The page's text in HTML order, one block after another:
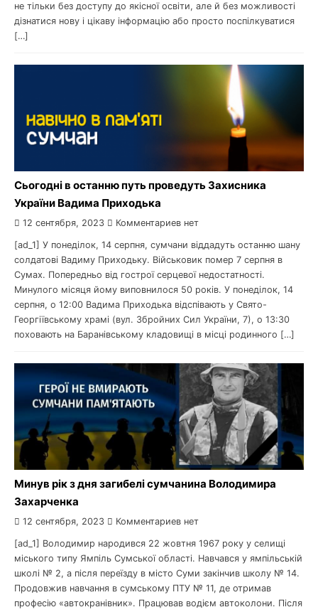
не тільки без доступу до якісної освіти, але й без можливості
дізнатися нову і цікаву інформацію або просто поспілкуватися
[…]
Сьогодні в останню путь проведуть Захисника
України Вадима Приходька
12 сентября, 2023 Комментариев нет
[ad_1] У понеділок, 14 серпня, сумчани віддадуть останню шану
солдатові Вадиму Приходьку. Військовик помер 7 серпня в
Сумах. Попередньо від гострої серцевої недостатності.
Минулого місяця йому виповнилося 50 років. У понеділок, 14
серпня, о 12:00 Вадима Приходька відспівають у Свято-
Георгіївському храмі (вул. Збройних Сил України, 7), о 13:30
поховають на Баранівському кладовищі в місці родинного […]
Минув рік з дня загибелі сумчанина Володимира
Захарченка
12 сентября, 2023 Комментариев нет
[ad_1] Володимир народився 22 жовтня 1967 року у селищі
міського типу Ямпіль Сумської області. Навчався у ямпільській
школі № 2, а після переїзду в місто Суми закінчив школу № 14.
Продовжив навчання в сумському ПТУ № 11, де отримав
професію «автокранівник». Працював водієм автоколони. Після